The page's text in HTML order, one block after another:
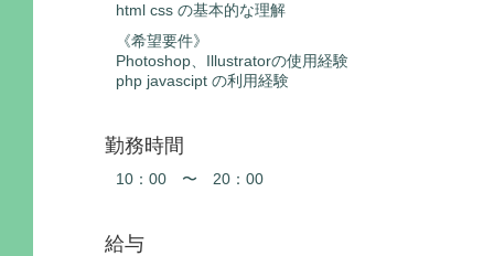
html css の基本的な理解
《希望要件》
Photoshop、Illustratorの使用経験
php javascipt の利用経験
勤務時間
10：00 〜 20：00
給与